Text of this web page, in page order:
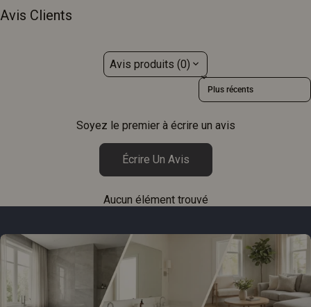
Avis Clients
Avis produits (0)
Sort reviews by
Soyez le premier à écrire un avis
Écrire Un Avis
Aucun élément trouvé